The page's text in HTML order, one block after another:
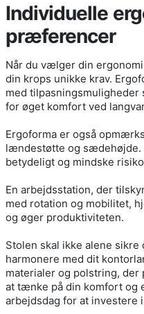
Individuelle
præferencer
Når du vælger din
din krops unikke krav.
med
for øget komfort ved
Ergoforma er også
lændestøtte og sædehøjde.
betydeligt og mindske
En arbejdsstation, der
med rotation og mobilitet,
og øger produktiviteten.
Stolen skal ikke alene
harmonere med dit
materialer og polstring, der
at tænke på din komfort og
arbejdsdag for at investere